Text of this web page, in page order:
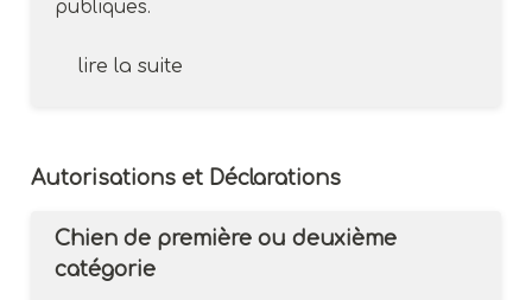
publiques.
lire la suite
Autorisations et Déclarations
Chien de première ou deuxième
catégorie